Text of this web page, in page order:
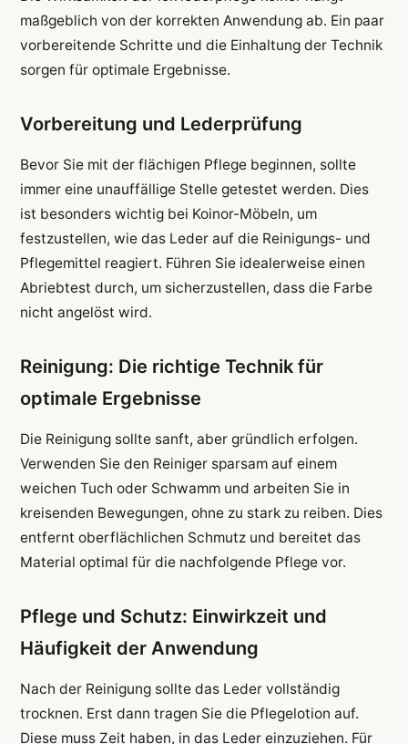
maßgeblich von der korrekten Anwendung ab. Ein paar
vorbereitende Schritte und die Einhaltung der Technik
sorgen für optimale Ergebnisse.
Vorbereitung und Lederprüfung
Bevor Sie mit der flächigen Pflege beginnen, sollte
immer eine unauffällige Stelle getestet werden. Dies
ist besonders wichtig bei Koinor-Möbeln, um
festzustellen, wie das Leder auf die Reinigungs- und
Pflegemittel reagiert. Führen Sie idealerweise einen
Abriebtest durch, um sicherzustellen, dass die Farbe
nicht angelöst wird.
Reinigung: Die richtige Technik für
optimale Ergebnisse
Die Reinigung sollte sanft, aber gründlich erfolgen.
Verwenden Sie den Reiniger sparsam auf einem
weichen Tuch oder Schwamm und arbeiten Sie in
kreisenden Bewegungen, ohne zu stark zu reiben. Dies
entfernt oberflächlichen Schmutz und bereitet das
Material optimal für die nachfolgende Pflege vor.
Pflege und Schutz: Einwirkzeit und
Häufigkeit der Anwendung
Nach der Reinigung sollte das Leder vollständig
trocknen. Erst dann tragen Sie die Pflegelotion auf.
Diese muss Zeit haben, in das Leder einzuziehen. Für